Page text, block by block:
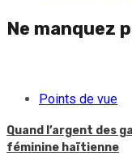
Ne manquez
Points de vue
Quand l’argent des
féminine haïtienne